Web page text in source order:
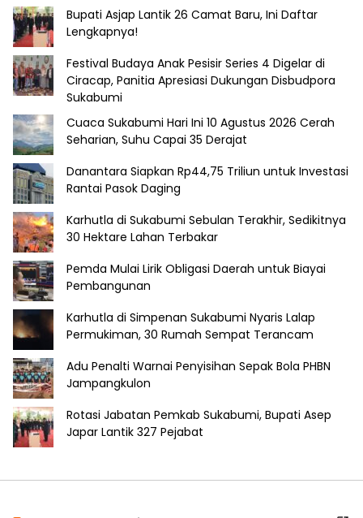
Bupati Asjap Lantik 26 Camat Baru, Ini Daftar
Lengkapnya!
Festival Budaya Anak Pesisir Series 4 Digelar di
Ciracap, Panitia Apresiasi Dukungan Disbudpora
Sukabumi
Cuaca Sukabumi Hari Ini 10 Agustus 2026 Cerah
Seharian, Suhu Capai 35 Derajat
Danantara Siapkan Rp44,75 Triliun untuk Investasi
Rantai Pasok Daging
Karhutla di Sukabumi Sebulan Terakhir, Sedikitnya
30 Hektare Lahan Terbakar
Pemda Mulai Lirik Obligasi Daerah untuk Biayai
Pembangunan
Karhutla di Simpenan Sukabumi Nyaris Lalap
Permukiman, 30 Rumah Sempat Terancam
Adu Penalti Warnai Penyisihan Sepak Bola PHBN
Jampangkulon
Rotasi Jabatan Pemkab Sukabumi, Bupati Asep
Japar Lantik 327 Pejabat